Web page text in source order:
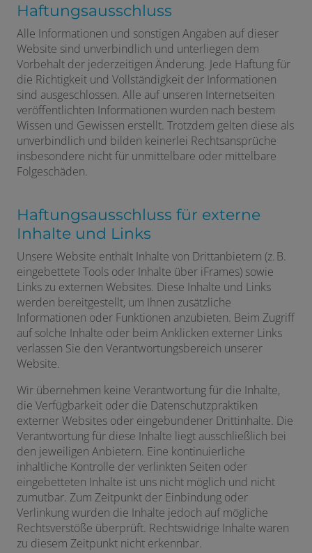
Haftungsausschluss
Alle Informationen und sonstigen Angaben auf dieser
Website sind unverbindlich und unterliegen dem
Vorbehalt der jederzeitigen Änderung. Jede Haftung für
die Richtigkeit und Vollständigkeit der Informationen
sind ausgeschlossen. Alle auf unseren Internetseiten
veröffentlichten Informationen wurden nach bestem
Wissen und Gewissen erstellt. Trotzdem gelten diese als
unverbindlich und bilden keinerlei Rechtsansprüche
insbesondere nicht für unmittelbare oder mittelbare
Folgeschäden.
Haftungsausschluss für externe
Inhalte und Links
Unsere Website enthält Inhalte von Drittanbietern (z. B.
eingebettete Tools oder Inhalte über iFrames) sowie
Links zu externen Websites. Diese Inhalte und Links
werden bereitgestellt, um Ihnen zusätzliche
Informationen oder Funktionen anzubieten. Beim Zugriff
auf solche Inhalte oder beim Anklicken externer Links
verlassen Sie den Verantwortungsbereich unserer
Website.
Wir übernehmen keine Verantwortung für die Inhalte,
die Verfügbarkeit oder die Datenschutzpraktiken
externer Websites oder eingebundener Drittinhalte. Die
Verantwortung für diese Inhalte liegt ausschließlich bei
den jeweiligen Anbietern. Eine kontinuierliche
inhaltliche Kontrolle der verlinkten Seiten oder
eingebetteten Inhalte ist uns nicht möglich und nicht
zumutbar. Zum Zeitpunkt der Einbindung oder
Verlinkung wurden die Inhalte jedoch auf mögliche
Rechtsverstöße überprüft. Rechtswidrige Inhalte waren
zu diesem Zeitpunkt nicht erkennbar.